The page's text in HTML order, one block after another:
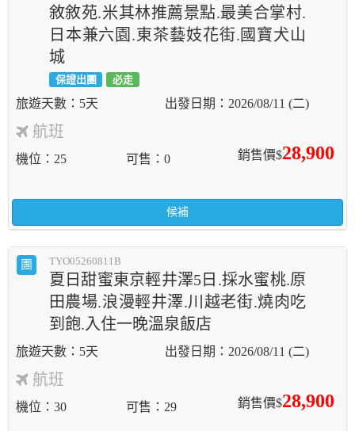
敘敘苑.米其林推薦景點.最美合掌村.
日本兼六園.東茶藝妓花街.國寶犬山
城
保證出團 必走
5天 2026/08/11 (二)
航班
銷售價$28,900
機位 25 可售 0
候補
團 TYO05260811B
夏日甜蜜東京輕井澤5日.採水蜜桃.原
田農場.浪漫輕井澤.川越老街.燒肉吃
到飽.入住一晚溫泉飯店
5天 2026/08/11 (二)
航班
銷售價$28,900
機位 30 可售 29